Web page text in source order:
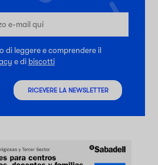
di leggere e comprendere il
e di biscotti
RICEVERE LA NEWSLETTER